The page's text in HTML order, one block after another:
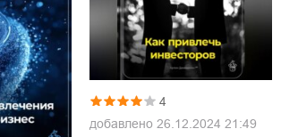
4
добавлено 26.12.2024 21:49